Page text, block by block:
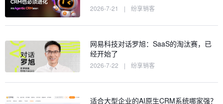
2026-7-21 | 纷享销客
网易科技对话罗旭：SaaS的淘汰赛，已
经开始了
2026-7-22 | 纷享销客
适合大型企业的AI原生CRM系统哪家强？